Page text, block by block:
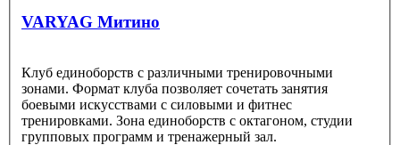
VARYAG Митино
Клуб единоборств с различными тренировочными
зонами. Формат клуба позволяет сочетать занятия
боевыми искусствами с силовыми и фитнес
тренировками. Зона единоборств с октагоном, студии
групповых программ и тренажерный зал.